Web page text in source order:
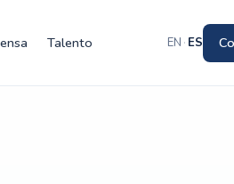
Talento EN · ES